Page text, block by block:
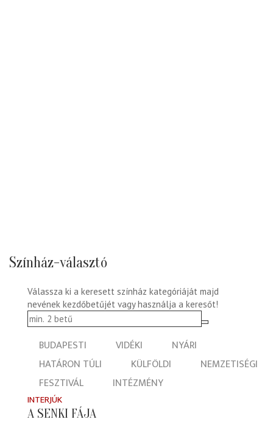
Színház-választó
Válassza ki a keresett színház kategóriáját majd
nevének kezdőbetűjét vagy használja a keresőt!
BUDAPESTI VIDÉKI
NYÁRI
HATÁRON TÚLI
KÜLFÖLDI
NEMZETISÉGI
FESZTIVÁL
INTÉZMÉNY
INTERJÚK
A SENKI FÁJA